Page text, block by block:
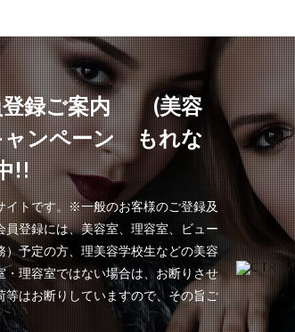
登録ご案内 (美容
ャンペーン もれな
!!
イトです。※一般のお客様のご登録及
登録には、美容室、理容室、ビュー
予定の方、理美容学校生などの美容
理容室ではない場合は、お断りさせ
はお断りしていますので、その旨ご